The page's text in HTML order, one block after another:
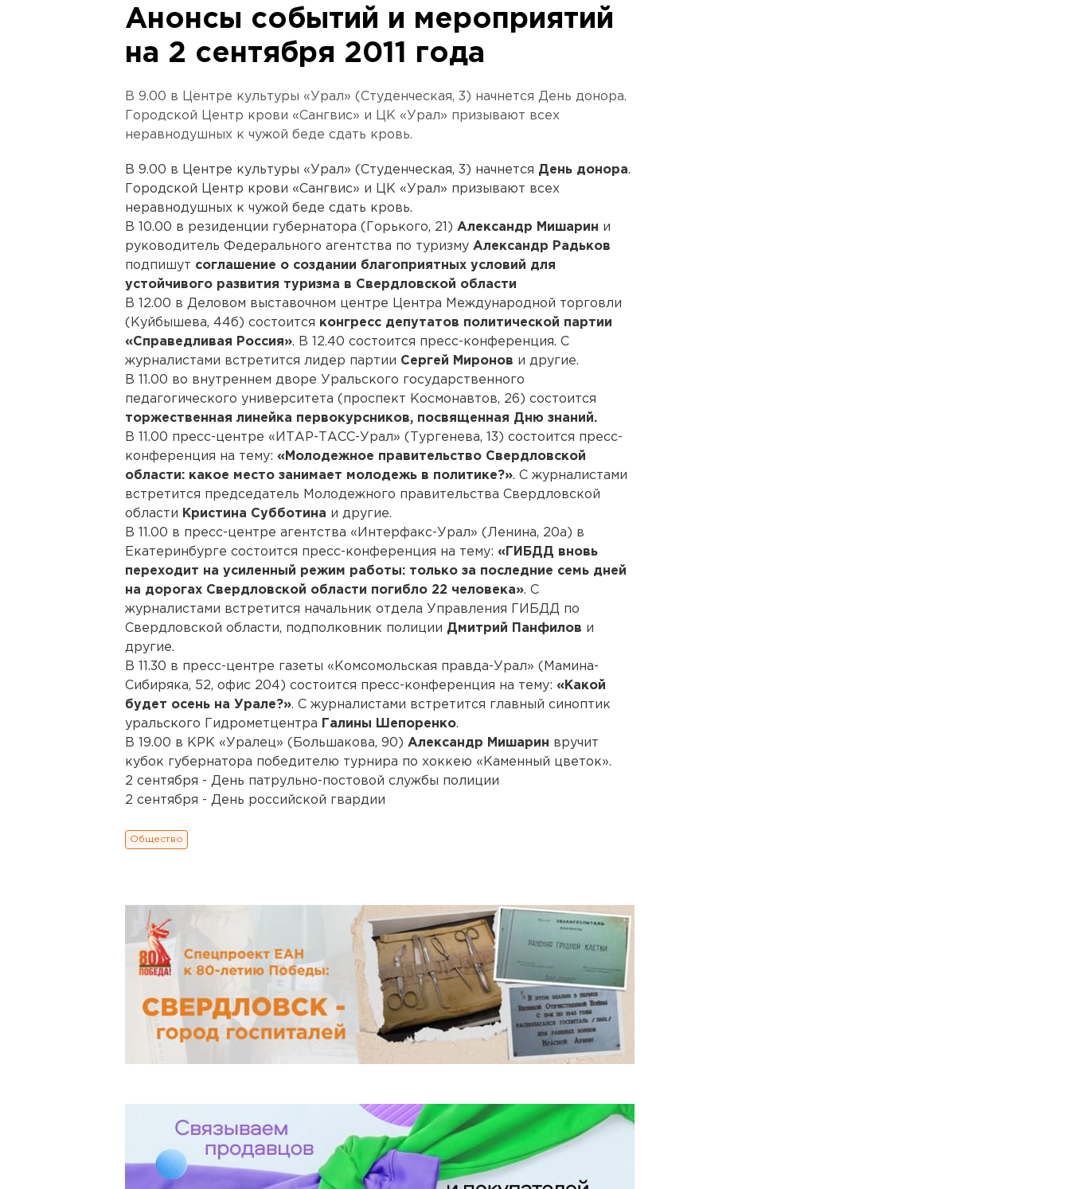
Анонсы событий и мероприятий
на 2 сентября 2011 года
В 9.00 в Центре культуры «Урал» (Студенческая, 3) начнется День донора.
Городской Центр крови «Сангвис» и ЦК «Урал» призывают всех
неравнодушных к чужой беде сдать кровь.
В 9.00 в Центре культуры «Урал» (Студенческая, 3) начнется День донора.
Городской Центр крови «Сангвис» и ЦК «Урал» призывают всех
неравнодушных к чужой беде сдать кровь.
В 10.00 в резиденции губернатора (Горького, 21) Александр Мишарин и
руководитель Федерального агентства по туризму Александр Радьков
подпишут соглашение о создании благоприятных условий для
устойчивого развития туризма в Свердловской области
В 12.00 в Деловом выставочном центре Центра Международной торговли
(Куйбышева, 44б) состоится конгресс депутатов политической партии
«Справедливая Россия». В 12.40 состоится пресс-конференция. С
журналистами встретится лидер партии Сергей Миронов и другие.
В 11.00 во внутреннем дворе Уральского государственного
педагогического университета (проспект Космонавтов, 26) состоится
торжественная линейка первокурсников, посвященная Дню знаний.
В 11.00 пресс-центре «ИТАР-ТАСС-Урал» (Тургенева, 13) состоится пресс-
конференция на тему: «Молодежное правительство Свердловской
области: какое место занимает молодежь в политике?». С журналистами
встретится председатель Молодежного правительства Свердловской
области Кристина Субботина и другие.
В 11.00 в пресс-центре агентства «Интерфакс-Урал» (Ленина, 20а) в
Екатеринбурге состоится пресс-конференция на тему: «ГИБДД вновь
переходит на усиленный режим работы: только за последние семь дней
на дорогах Свердловской области погибло 22 человека». С
журналистами встретится начальник отдела Управления ГИБДД по
Свердловской области, подполковник полиции Дмитрий Панфилов и
другие.
В 11.30 в пресс-центре газеты «Комсомольская правда-Урал» (Мамина-
Сибиряка, 52, офис 204) состоится пресс-конференция на тему: «Какой
будет осень на Урале?». С журналистами встретится главный синоптик
уральского Гидрометцентра
Галины Шепоренко.
В 19.00 в КРК «Уралец» (Большакова, 90) Александр Мишарин вручит
кубок губернатора победителю турнира по хоккею «Каменный цветок».
2 сентября - День патрульно-постовой службы полиции
2 сентября - День российской гвардии
Общество